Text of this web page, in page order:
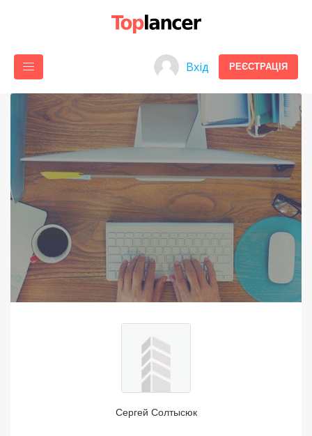
Вхід РЕЄСТРАЦІЯ
Сергей Солтысюк